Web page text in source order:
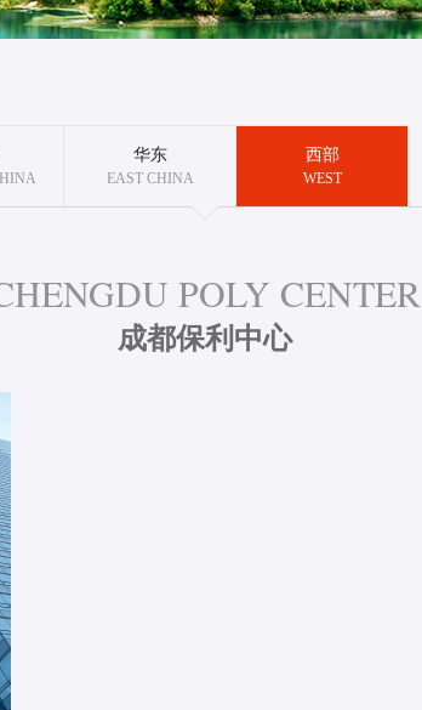
华东
EAST CHINA
西部
WEST
POLY CENTER
成都保利中心